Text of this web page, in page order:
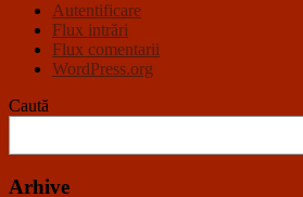
Autentificare
Flux intrări
Flux comentarii
WordPress.org
Caută
Arhive